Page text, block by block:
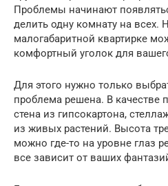
Проблемы начинают
делить одну комнату на всех.
малогабаритной квартирке
комфортный уголок для
Для этого нужно только
проблема решена. В качестве
стена из гипсокартона,
из живых растений. Высота
можно где-то на уровне глаз
все зависит от ваших